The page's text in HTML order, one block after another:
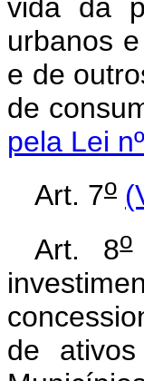
vida da
urbanos
e de
de
pela Lei
Art. 7o
Art. 8o
de